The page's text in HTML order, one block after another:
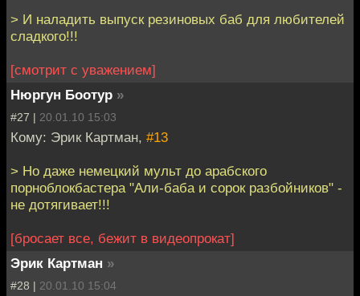
> И наладить выпуск резиновых баб для любителей
сладкого!!!
[смотрит с уважением]
Нюргун Боотур »
#27 | 20.01.10 15:03
Кому: Эрик Картман, #13
> Но даже немецкий мульт до арабского
порноблокбастера "Али-баба и сорок разбойников" -
не дотягивает!!!
[бросает все, бежит в видеопрокат]
Эрик Картман »
#28 | 20.01.10 15:04